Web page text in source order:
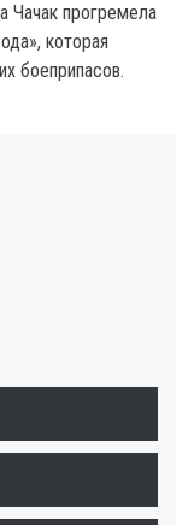
Чачак прогремела
которая
боеприпасов.